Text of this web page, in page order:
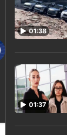
01:38
01:37